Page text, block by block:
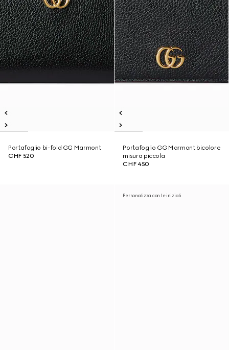
Portafoglio bi-fold GG Marmont
CHF 520
Portafoglio GG Marmont bicolore
misura piccola
CHF 450
Personalizza con le iniziali